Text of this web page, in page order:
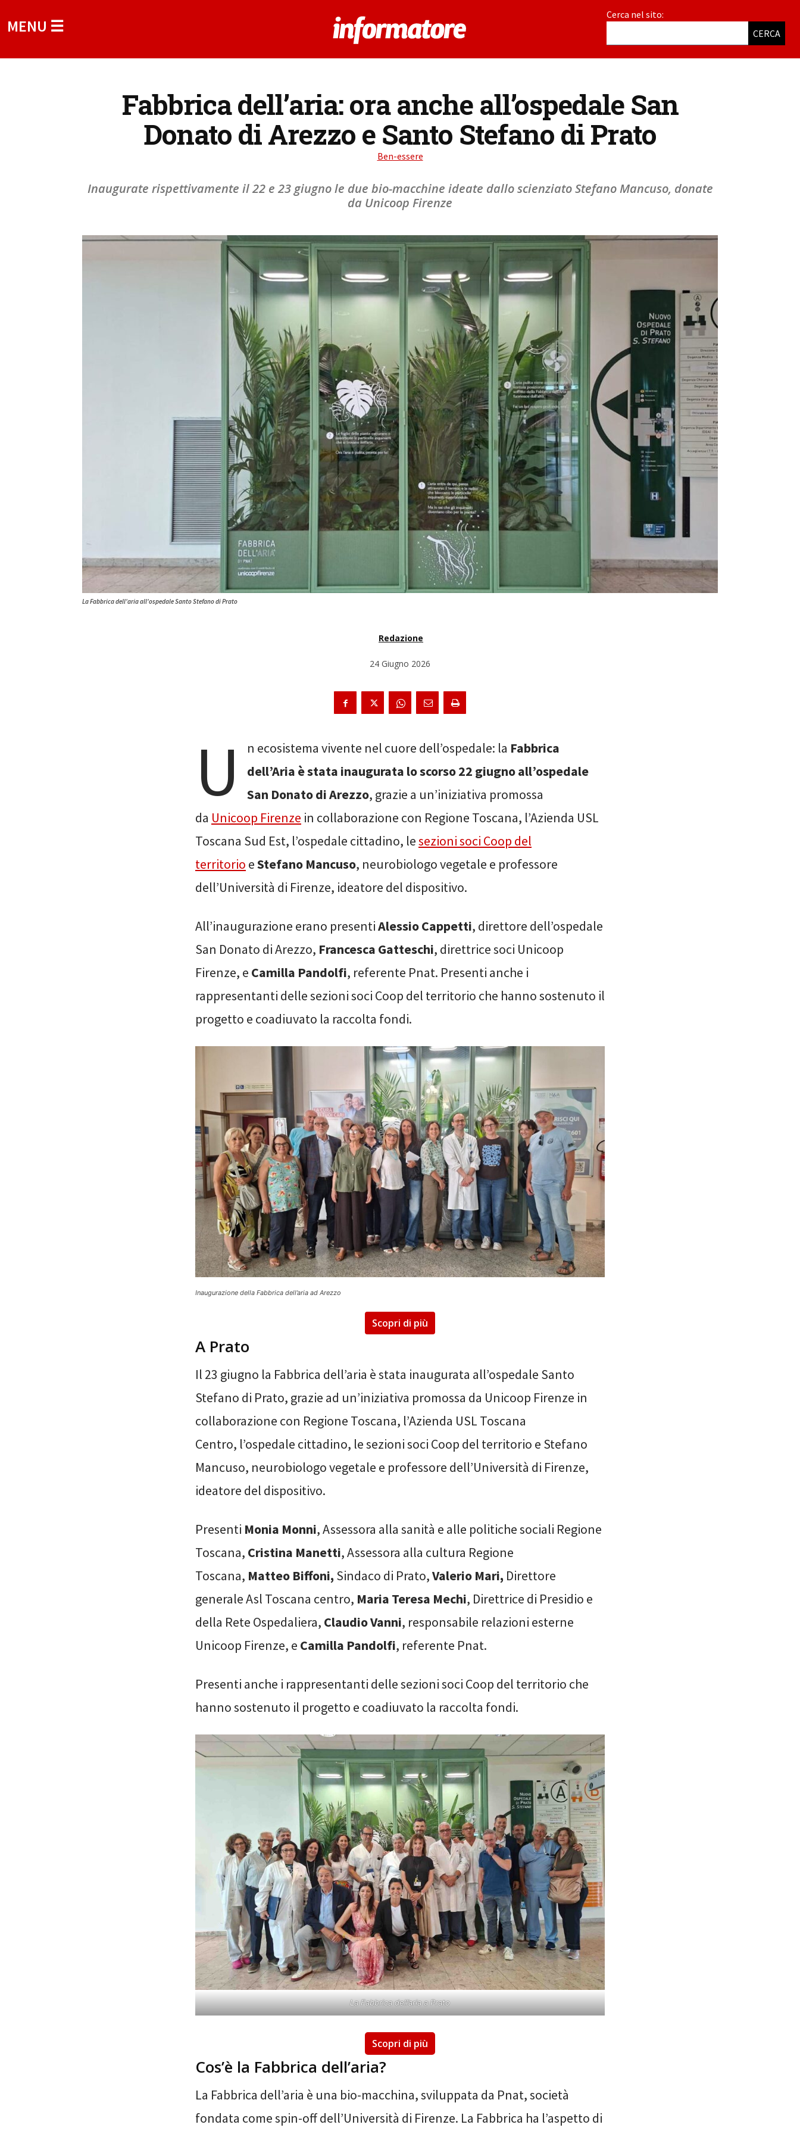
MENU ☰
Cerca nel sito:
CERCA
Fabbrica dell’aria: ora anche all’ospedale San
Donato di Arezzo e Santo Stefano di Prato
Ben-essere
Inaugurate rispettivamente il 22 e 23 giugno le due bio-macchine ideate dallo scienziato Stefano Mancuso, donate
da Unicoop Firenze
La Fabbrica dell'aria all'ospedale Santo Stefano di Prato
Redazione
24 Giugno 2026
U n ecosistema vivente nel cuore dell’ospedale: la Fabbrica
dell’Aria è stata inaugurata lo scorso 22 giugno all’ospedale
San Donato di Arezzo, grazie a un’iniziativa promossa
da Unicoop Firenze in collaborazione con Regione Toscana, l’Azienda USL
Toscana Sud Est, l’ospedale cittadino, lesezioni soci Coop del
territorio eStefano Mancuso, neurobiologo vegetale e professore
dell’Università di Firenze, ideatore del dispositivo.
All’inaugurazione erano presentiAlessio Cappetti, direttore dell’ospedale
San Donato di Arezzo, Francesca Gatteschi, direttrice soci Unicoop
Firenze, e Camilla Pandolfi, referente Pnat. Presenti anche i
rappresentanti delle sezioni soci Coop del territorio che hanno sostenuto il
progetto e coadiuvato la raccolta fondi.
Inaugurazione della Fabbrica dell’aria ad Arezzo
Scopri di più
A Prato
Il 23 giugno la Fabbrica dell’aria è stata inaugurata all’ospedale Santo
Stefano di Prato, grazie ad un’iniziativa promossa da Unicoop Firenze in
collaborazione con Regione Toscana, l’Azienda USL Toscana
Centro, l’ospedale cittadino, le sezioni soci Coop del territorio e Stefano
Mancuso, neurobiologo vegetale e professore dell’Università di Firenze,
ideatore del dispositivo.
Presenti Monia Monni, Assessora alla sanità e alle politiche sociali Regione
Toscana, Cristina Manetti, Assessora alla cultura Regione
Toscana, Matteo Biffoni, Sindaco di Prato,Valerio Mari, Direttore
generale Asl Toscana centro, Maria Teresa Mechi, Direttrice di Presidio e
della Rete Ospedaliera, Claudio Vanni, responsabile relazioni esterne
Unicoop Firenze, e Camilla Pandolfi, referente Pnat.
Presenti anche i rappresentanti delle sezioni soci Coop del territorio che
hanno sostenuto il progetto e coadiuvato la raccolta fondi.
La Fabbrica dell’aria a Prato
Scopri di più
Cos’è la Fabbrica dell’aria?
La Fabbrica dell’aria è una bio-macchina, sviluppata da Pnat, società
fondata come spin-off dell’Università di Firenze. La Fabbrica ha l’aspetto di